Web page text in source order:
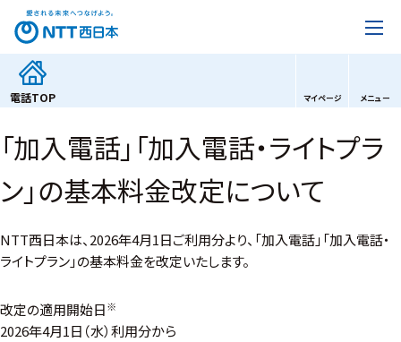
電話TOP マイページ メニュー
「加入電話」「加入電話・ライトプラ
ン」の基本料金改定について
NTT西日本は、2026年4月1日ご利用分より、「加入電話」「加入電話・
ライトプラン」の基本料金を改定いたします。
改定の適用開始日※
2026年4月1日（水）利用分から